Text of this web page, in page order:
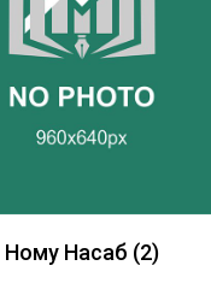
Ному Насаб (2)